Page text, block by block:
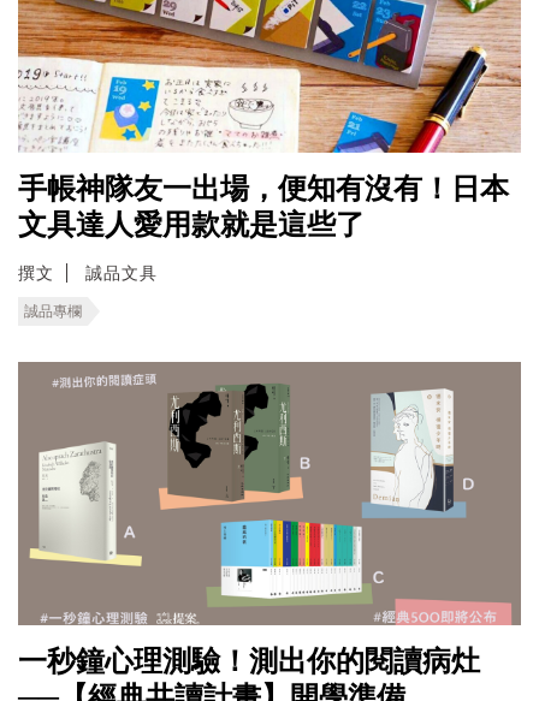
手帳神隊友一出場，便知有沒有！日本
文具達人愛用款就是這些了
撰文 誠品文具
誠品專欄
一秒鐘心理測驗！測出你的閱讀病灶